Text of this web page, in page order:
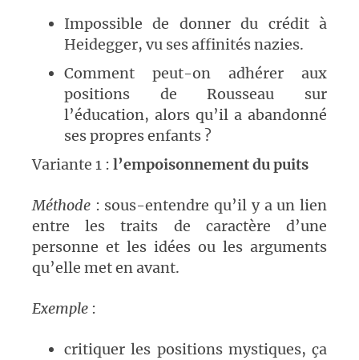
Impossible de donner du crédit à
Heidegger, vu ses affinités nazies.
Comment peut-on adhérer aux
positions de Rousseau sur
l’éducation, alors qu’il a abandonné
ses propres enfants ?
Variante 1 : l’empoisonnement du puits
Méthode : sous-entendre qu’il y a un lien
entre les traits de caractère d’une
personne et les idées ou les arguments
qu’elle met en avant.
Exemple :
critiquer les positions mystiques, ça